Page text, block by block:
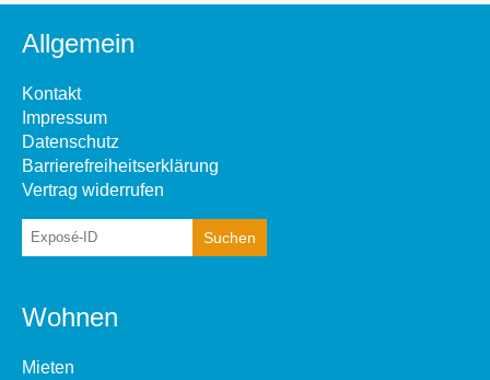
Allgemein
Kontakt
Impressum
Datenschutz
Barrierefreiheitserklärung
Vertrag widerrufen
Wohnen
Mieten